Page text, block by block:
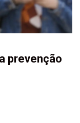
prevenção